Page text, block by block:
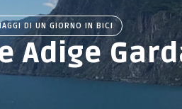
DI UN GIORNO IN BICI
Adige